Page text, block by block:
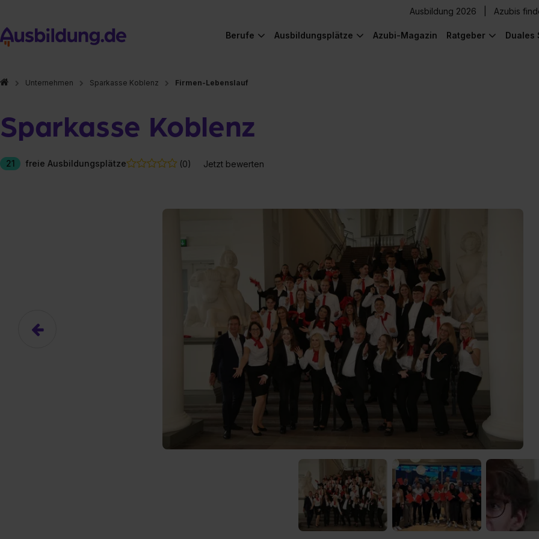
Ausbildung 2026 Azubis
Berufe Ausbildungsplätze Azubi-Magazin Ratgeber Duales
Unternehmen Sparkasse Koblenz Firmen-Lebenslauf
Sparkasse Koblenz
21 freie Ausbildungsplätze (0) Jetzt bewerten
Hier gibt es (eigentlich) was Cooles zu sehen!
Das hier ist ein Platzhalter für Video-Content von YouTube. Neugierig? Dann schalte die Inhalte jetzt
Ja, ich erlaube die externen Inhalte von YouTube.
Ich bin damit einverstanden, dass mir die externen Inhalte angezeigt werden. Personenbezogene Daten
an Drittplattformen übermittelt werden. Mehr Infos gibt es in der
Datenschutzerklärung